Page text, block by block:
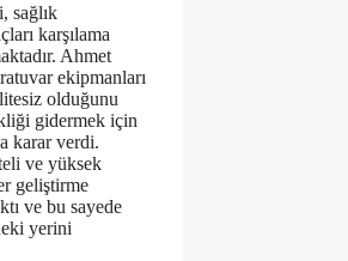
sağlık
karşılama
Ahmet
ekipmanları
olduğunu
gidermek için
karar verdi.
ve yüksek
geliştirme
ve bu sayede
yerini